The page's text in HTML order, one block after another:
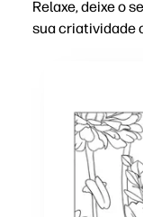
Relaxe, deixe o
sua criatividade
Acalma
Constrói
O design de